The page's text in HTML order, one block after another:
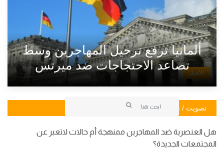
الأخبار
ألمانيا ترفع ترحيل المهاجرين وسط
تصاعد الاحتجاجات ضد ميرتس
تصويت / تصويت
هل العنصرية ضد المهاجرين ممنهجة أم حالات لاتعبر عن
المجتمعات الجديدة؟